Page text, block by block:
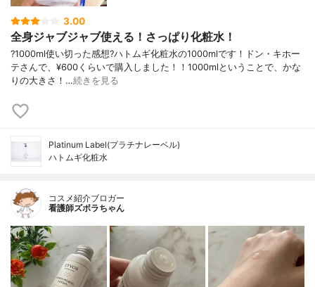
3.00
全身ジャブジャブ使える！さっぱり化粧水！
?1000ml使い切った感想?ハトムギ化粧水の1000mlです！ドン・キホー
テさんで、¥600くらいで購入しました！！1000mlということで、かな
りの大きさ！…続きを見る
Platinum Label(プラチナレーベル)
ハトムギ化粧水
コスメ紹介ブロガー
看護師ズボラちゃん